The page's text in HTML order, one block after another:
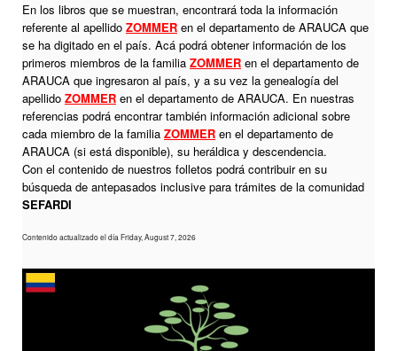
En los libros que se muestran, encontrará toda la información
referente al apellido ZOMMER en el departamento de ARAUCA que
se ha digitado en el país. Acá podrá obtener información de los
primeros miembros de la familia ZOMMER en el departamento de
ARAUCA que ingresaron al país, y a su vez la genealogía del
apellido ZOMMER en el departamento de ARAUCA. En nuestras
referencias podrá encontrar también información adicional sobre
cada miembro de la familia ZOMMER en el departamento de
ARAUCA (si está disponible), su heráldica y descendencia.
Con el contenido de nuestros folletos podrá contribuir en su
búsqueda de antepasados inclusive para trámites de la comunidad
SEFARDI
Contenido actualizado el día Friday, August 7, 2026